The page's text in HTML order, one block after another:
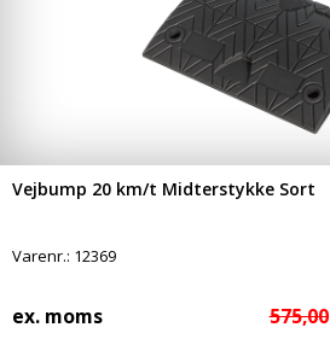
Vejbump 20 km/t Midterstykke Sort
Varenr.: 12369
ex. moms 575,00